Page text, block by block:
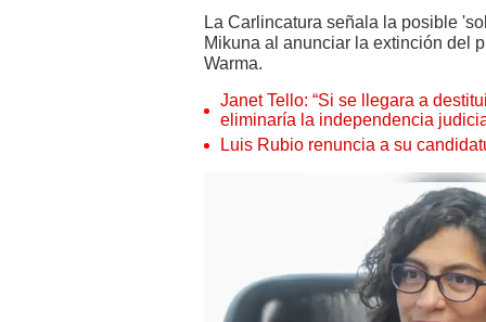
La Carlincatura señala la posible
Mikuna al anunciar la extinción del
Warma.
Janet Tello: “Si se llegara a
eliminaría la independencia
Luis Rubio renuncia a su